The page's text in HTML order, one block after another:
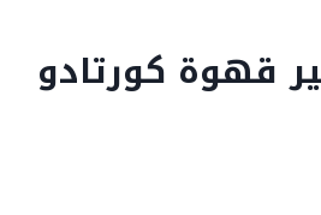
قهوة كورتادو